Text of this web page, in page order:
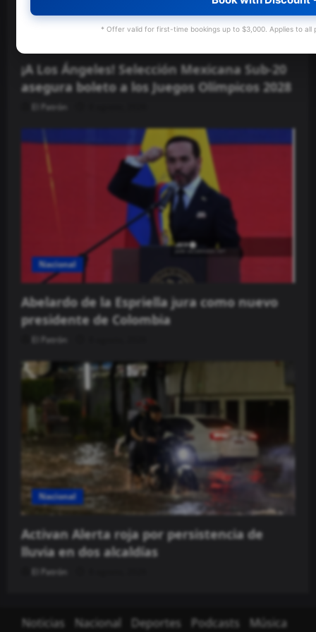
¡A Los Ángeles! Selección Mexicana Sub-20
asegura boleto a los Juegos Olímpicos 2028
El Patrón
Nacional
Abelardo de la Espriella jura como nuevo
presidente de Colombia
El Patrón
Nacional
Activan Alerta roja por persistencia de
lluvia en dos alcaldías
El Patrón
Noticias Nacional Deportes Podcasts
Música
* Offer valid for first-time bookings up to $3,000. Applies to all